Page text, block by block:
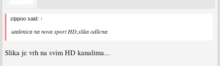
novi raspored sportski kanala možete pogledati ovdje:
https://telemach.ba/Binary/20725/TMBA_NOVI RASPORED SPORTSKIH
KANALA NA EON PLATFORMI_4_12_.pdf
11. Navedene promjene putem EON platforme će biti dostupne u toku sutrašnjeg
zippoo said: ↑
utakmica na nova sport HD,slika odlicna
Slika je vrh na svim HD kanalima...